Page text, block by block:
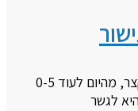
הלוואות גישור / בלון / בולט מימון לטווח קצר, מהיום לעוד 0-5
לגשר